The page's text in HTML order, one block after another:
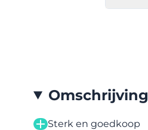
Omschrijving
Sterk en goedkoop